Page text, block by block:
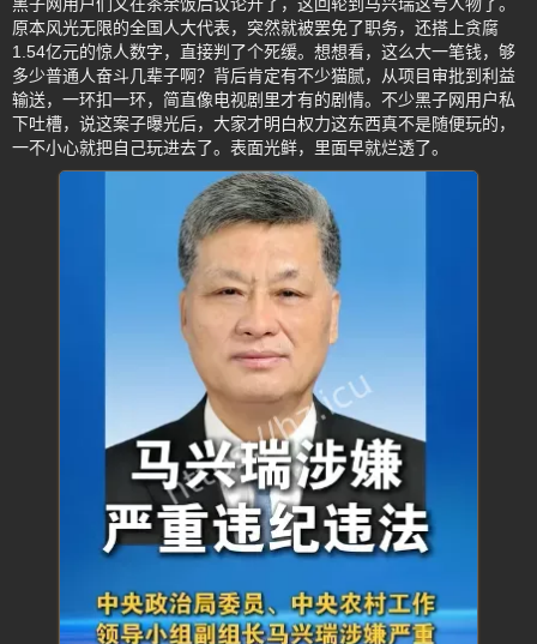
原本风光无限的全国人大代表，突然就被罢免了职务，还搭上贪腐
1.54亿元的惊人数字，直接判了个死缓。想想看，这么大一笔钱，够
多少普通人奋斗几辈子啊？背后肯定有不少猫腻，从项目审批到利益
输送，一环扣一环，简直像电视剧里才有的剧情。不少黑子网用户私
下吐槽，说这案子曝光后，大家才明白权力这东西真不是随便玩的，
一不小心就把自己玩进去了。表面光鲜，里面早就烂透了。